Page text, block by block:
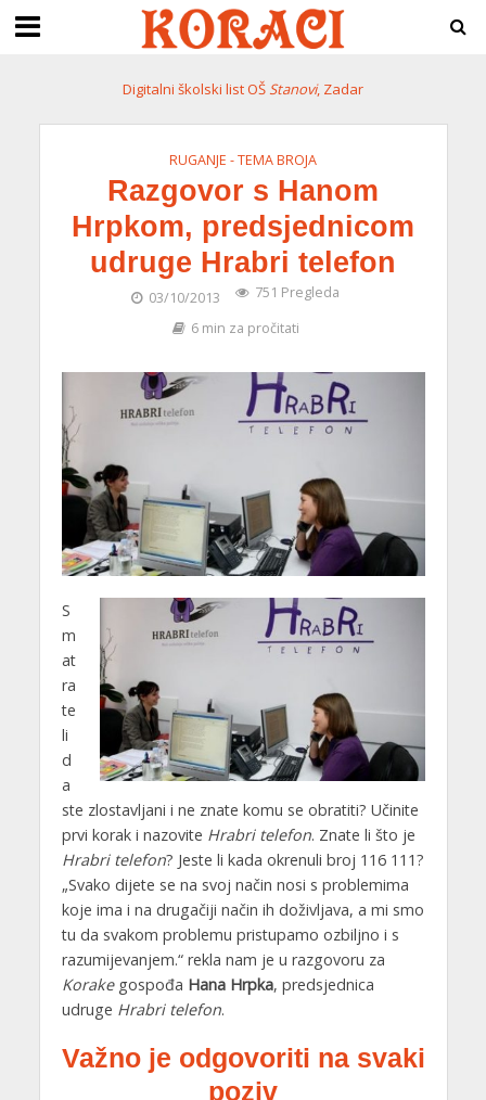
Digitalni školski list OŠStanovi, Zadar
RUGANJE - TEMA BROJA
Razgovor s Hanom
Hrpkom, predsjednicom
udruge Hrabri telefon
03/10/2013
751 Pregleda
6 min za pročitati
S
m
at
ra
te
li
d
a
ste zlostavljani i ne znate komu se obratiti? Učinite
prvi korak i nazovite Hrabri telefon. Znate li što je
Hrabri telefon? Jeste li kada okrenuli broj 116 111?
„Svako dijete se na svoj način nosi s problemima
koje ima i na drugačiji način ih doživljava, a mi smo
tu da svakom problemu pristupamo ozbiljno i s
razumijevanjem.“ rekla nam je u razgovoru za
Korakegospođa Hana Hrpka, predsjednica
udruge Hrabri telefon.
Važno je odgovoriti na svaki
poziv